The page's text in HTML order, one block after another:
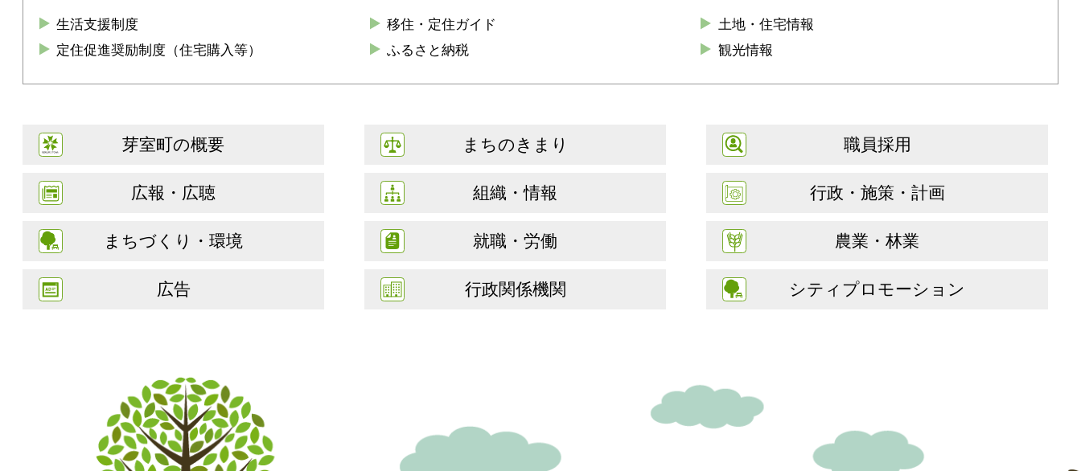
生活支援制度 移住・定住ガイド
土地・住宅情報
定住促進奨励制度（住宅購入等）
ふるさと納税 観光情報
芽室町の概要 まちのきまり 職員採用
広報・広聴 組織・情報 行政・施策・計画
まちづくり・環境 就職・労働 農業・林業
広告 行政関係機関 シティプロモーション